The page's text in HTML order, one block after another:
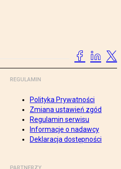
REGULAMIN
Polityka Prywatności
Zmiana ustawień zgód
Regulamin serwisu
Informacje o nadawcy
Deklaracja dostępności